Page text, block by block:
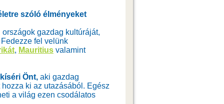
szóló élményeket
gazdag kultúráját,
fel velünk
, Mauritius valamint
Önt, aki gazdag
ki az utazásából. Egész
a világ ezen csodálatos